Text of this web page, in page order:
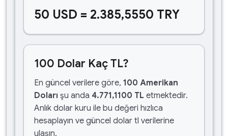
50 USD = 2.385,5550 TRY
100 Dolar Kaç TL?
En güncel verilere göre, 100 Amerikan
Doları şu anda 4.771,1100 TL etmektedir.
Anlık dolar kuru ile bu değeri hızlıca
hesaplayın ve güncel dolar tl verilerine
ulaşın.